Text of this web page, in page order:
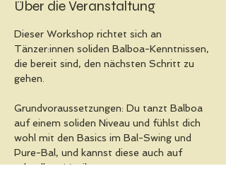
Über die Veranstaltung
Dieser Workshop richtet sich an
Tänzer:innen soliden Balboa-Kenntnissen,
die bereit sind, den nächsten Schritt zu
gehen.
Grundvoraussetzungen: Du tanzt Balboa
auf einem soliden Niveau und fühlst dich
wohl mit den Basics im Bal-Swing und
Pure-Bal, und kannst diese auch auf
schnellere Musik tanzen.